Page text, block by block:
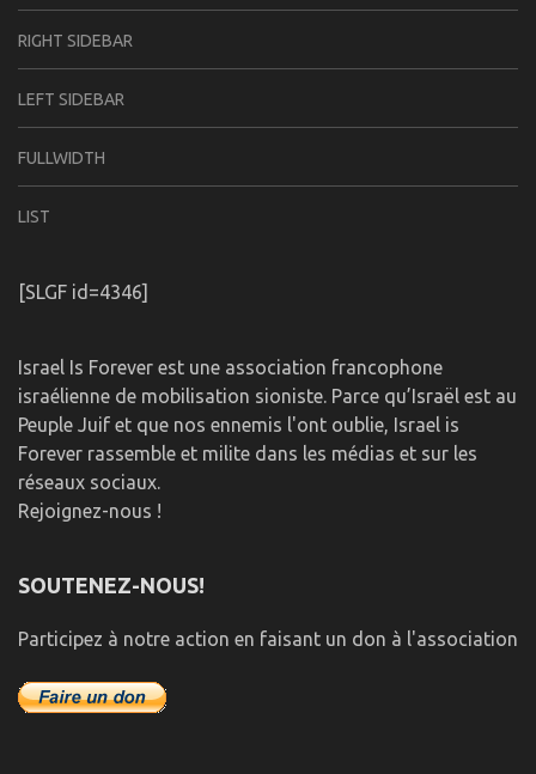
RIGHT SIDEBAR
LEFT SIDEBAR
FULLWIDTH
LIST
[SLGF id=4346]
Israel Is Forever est une association francophone
israélienne de mobilisation sioniste. Parce qu’Israël est au
Peuple Juif et que nos ennemis l'ont oublie, Israel is
Forever rassemble et milite dans les médias et sur les
réseaux sociaux.
Rejoignez-nous !
SOUTENEZ-NOUS!
Participez à notre action en faisant un don à l'association